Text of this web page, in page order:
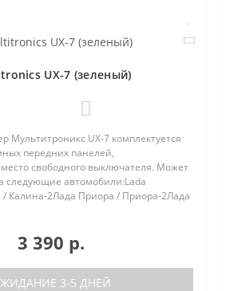
UX-7 (зеленый)
Мультитроникс UX-7 комплектуется
передних панелей,
свободного выключателя. Может
следующие автомобили:Lada
Калина-2Лада Приора / Приора-2Лада
3 390 р.
3-5 ДНЕЙ